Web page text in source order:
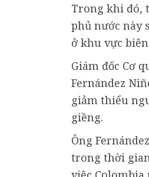
Trong khi đó,
phủ nước này
ở khu vực
Giám đốc Cơ
Fernández
giảm thiểu
giềng.
Ông
trong thời